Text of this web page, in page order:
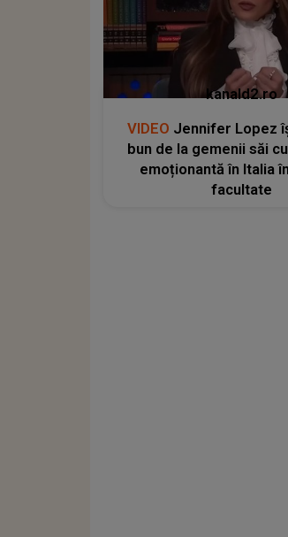
kanald2.ro
VIDEO Jennifer Lopez
bun de la gemenii săi
emoționantă în Italia
facultate